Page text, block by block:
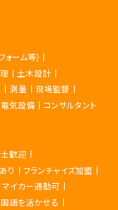
ォーム等)
土木設計
測量
現場監督
電気設備 コンサルタント
歓迎
り
フランチャイズ加盟
マイカー通勤可
語を活かせる